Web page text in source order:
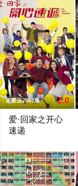
更新至2867集 2.0
爱·回家之开心
速递